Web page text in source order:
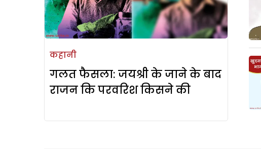
कहानी
गलत फैसला: जयश्री के जाने के बाद
राजन कि परवरिश किसने की